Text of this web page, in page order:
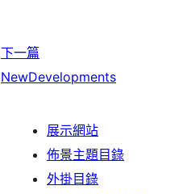
下一篇
NewDevelopments
展示網站
佈景主題目錄
外掛目錄